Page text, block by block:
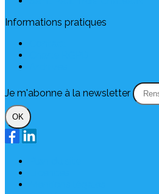
Informations pratiques
Je m'abonne à la newsletter
OK